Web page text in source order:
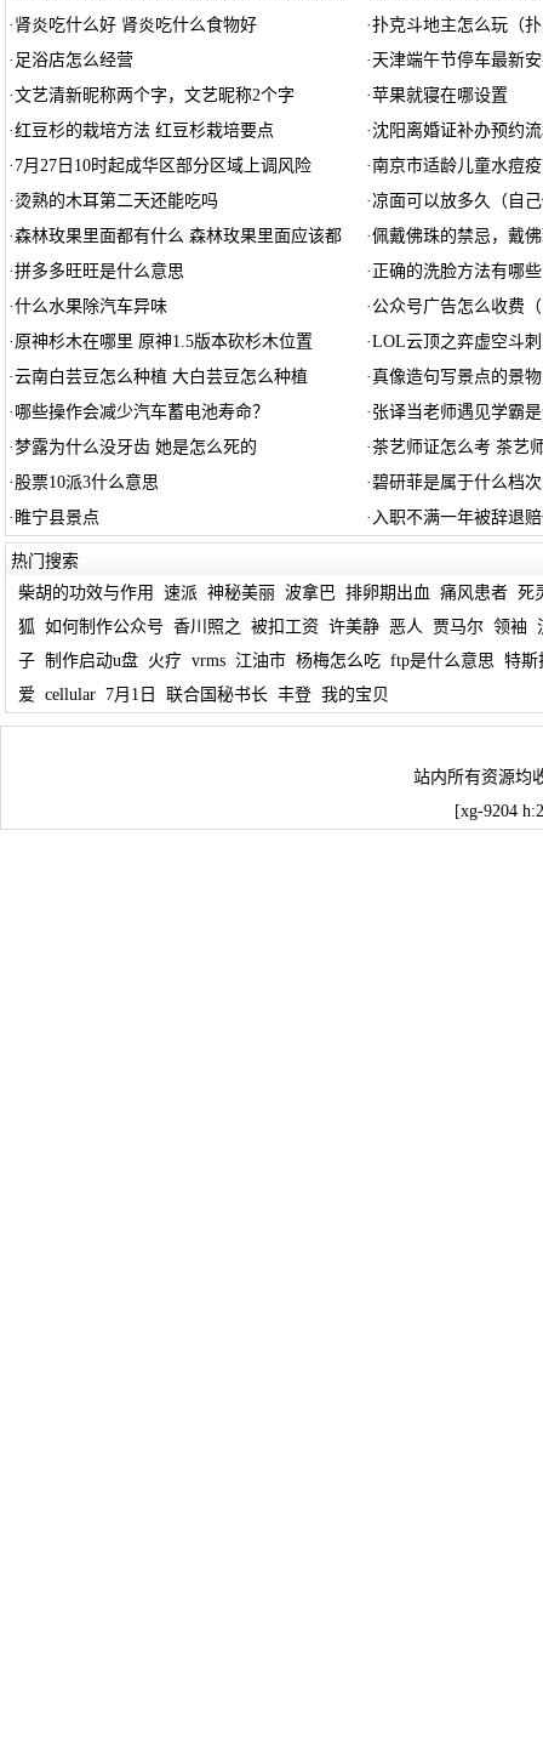
· 肾炎吃什么好 肾炎吃什么食物好 ·扑克斗地主怎么玩（
· 足浴店怎么经营 · 天津端午节停车最新安
·文艺清新昵称两个字，文艺昵称2个字 ·苹果就寝在哪设置
·红豆杉的栽培方法 红豆杉栽培要点 ·沈阳离婚证补办预约
· 7月27日10时起成华区部分区域上调风险 ·南京市适龄儿童水痘
· 烫熟的木耳第二天还能吃吗 · 凉面可以放多久（自
·森林玫果里面都有什么 森林玫果里面应该都 ·佩戴佛珠的禁忌，戴
·拼多多旺旺是什么意思 · 正确的洗脸方法有哪
·什么水果除汽车异味 · 公众号广告怎么收费
· 原神杉木在哪里 原神1.5版本砍杉木位置 ·LOL云顶之弈虚空斗
·云南白芸豆怎么种植 大白芸豆怎么种植 ·真像造句写景点的景物
· 哪些操作会减少汽车蓄电池寿命？ · 张译当老师遇见学霸
·梦露为什么没牙齿 她是怎么死的 ·茶艺师证怎么考 茶艺
· 股票10派3什么意思 ·碧研菲是属于什么档次
· 睢宁县景点 · 入职不满一年被辞退
热门搜索
柴胡的功效与作用
速派 神秘美丽 波拿巴 排卵期出血 痛风患者 死
狐 如何制作公众号 香川照之 被扣工资 许美静 恶人 贾马尔 领袖
子 制作启动u盘 火疗 vrms 江油市 杨梅怎么吃 ftp是什么意思 特斯
爱 cellular 7月1日 联合国秘书长 丰登 我的宝贝
站内所有资源均
[xg-9204